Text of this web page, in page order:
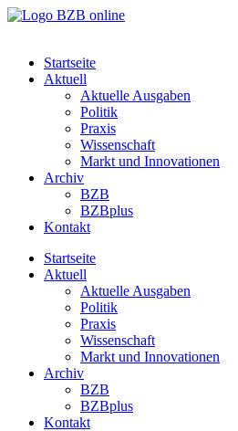
Startseite
Aktuell
Aktuelle Ausgaben
Politik
Praxis
Wissenschaft
Markt und Innovationen
Archiv
BZB
BZBplus
Kontakt
Startseite
Aktuell
Aktuelle Ausgaben
Politik
Praxis
Wissenschaft
Markt und Innovationen
Archiv
BZB
BZBplus
Kontakt